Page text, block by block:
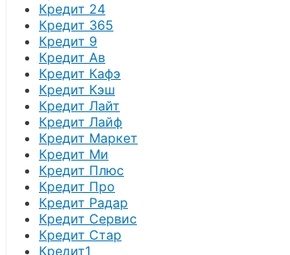
Кредит 24
Кредит 365
Кредит 9
Кредит Ав
Кредит Кафэ
Кредит Кэш
Кредит Лайт
Кредит Лайф
Кредит Маркет
Кредит Ми
Кредит Плюс
Кредит Про
Кредит Радар
Кредит Сервис
Кредит Стар
Кредит1